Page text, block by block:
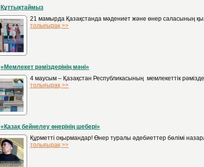
Құттықтаймыз
21 мамырда Қазақстанда мәдениет және өнер саласының
толығырақ >>
«Мемлекет рәміздерінің мәні»
4 маусым – Қазақстан Республикасының мемлекеттік
толығырақ >>
«Қазақ бейнелеу өнерінің шебері»
Құрметті оқырмандар! Өнер туралы әдебиеттер бөлімі
толығырақ >>